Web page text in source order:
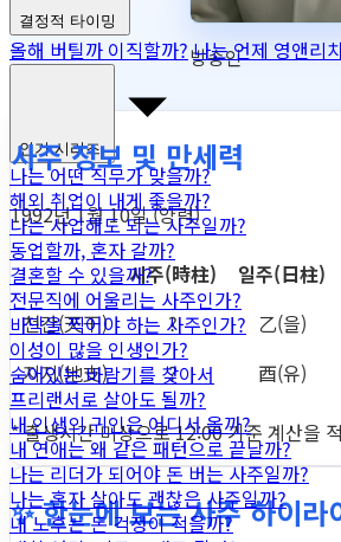
결정적 타이밍
올해 버틸까 이직할까? 나는 언제 영앤리
인기 시리즈
나는 어떤 직무가 맞을까?
해외 취업이 내게 좋을까?
나는 사업해도 되는 사주일까?
동업할까, 혼자 갈까?
결혼할 수 있을까?
전문직에 어울리는 사주인가?
바닥을 찍어야 하는 사주인가?
이성이 많을 인생인가?
숨어있는 바람기를 찾아서
프리랜서로 살아도 될까?
내 인생의 귀인은 어디서 올까?
내 연애는 왜 같은 패턴으로 끝날까?
나는 리더가 되어야 돈 버는 사주일까?
나는 혼자 살아도 괜찮은 사주일까?
내 노후는 돈 걱정이 적을까?
방송인
사주 정보 및 만세력
1992년 1월 10일 (양력)
시주(時柱) 일주(日柱)
천간(天干) ? 乙(을)
지지(地支) ? 酉(유)
* 출생시간 미상으로 12:00 기준 계산을
✨ 한눈에 보는 사주 하이라